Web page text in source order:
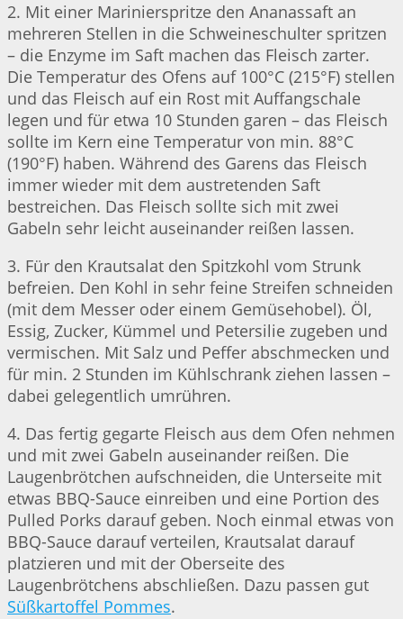
2. Mit einer Marinierspritze den Ananassaft an
mehreren Stellen in die Schweineschulter spritzen
– die Enzyme im Saft machen das Fleisch zarter.
Die Temperatur des Ofens auf 100°C (215°F) stellen
und das Fleisch auf ein Rost mit Auffangschale
legen und für etwa 10 Stunden garen – das Fleisch
sollte im Kern eine Temperatur von min. 88°C
(190°F) haben. Während des Garens das Fleisch
immer wieder mit dem austretenden Saft
bestreichen. Das Fleisch sollte sich mit zwei
Gabeln sehr leicht auseinander reißen lassen.
3. Für den Krautsalat den Spitzkohl vom Strunk
befreien. Den Kohl in sehr feine Streifen schneiden
(mit dem Messer oder einem Gemüsehobel). Öl,
Essig, Zucker, Kümmel und Petersilie zugeben und
vermischen. Mit Salz und Peffer abschmecken und
für min. 2 Stunden im Kühlschrank ziehen lassen –
dabei gelegentlich umrühren.
4. Das fertig gegarte Fleisch aus dem Ofen nehmen
und mit zwei Gabeln auseinander reißen. Die
Laugenbrötchen aufschneiden, die Unterseite mit
etwas BBQ-Sauce einreiben und eine Portion des
Pulled Porks darauf geben. Noch einmal etwas von
BBQ-Sauce darauf verteilen, Krautsalat darauf
platzieren und mit der Oberseite des
Laugenbrötchens abschließen. Dazu passen gut
Süßkartoffel Pommes.